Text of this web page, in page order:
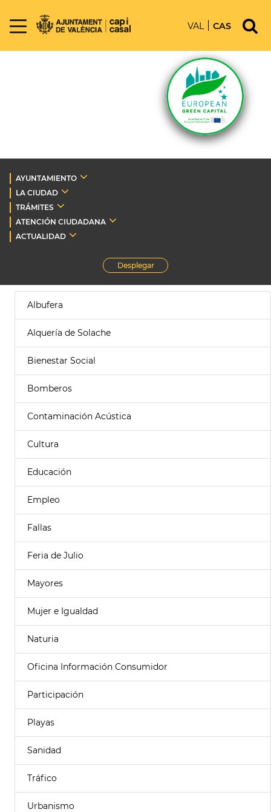
VAL CAS
AYUNTAMIENTO
LA CIUDAD
TRÁMITES
ATENCIÓN CIUDADANA
ACTUALIDAD
Desplegar
Albufera
Alquería de Solache
Bienestar Social
Bomberos
Contaminación Acústica
Cultura
Educación
Empleo
Fallas
Feria de Julio
Mayores
Mujer e Igualdad
Naturia
Oficina Información Consumidor
Participación
Playas
Sanidad
Tráfico
Urbanismo